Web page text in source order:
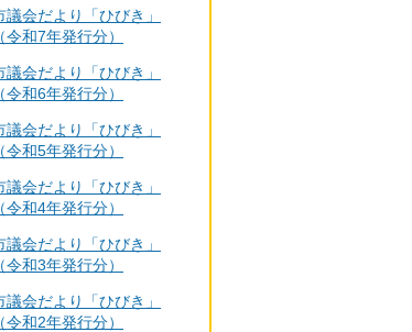
議会だより「ひびき」
（令和7年発行分）
議会だより「ひびき」
（令和6年発行分）
議会だより「ひびき」
（令和5年発行分）
議会だより「ひびき」
（令和4年発行分）
議会だより「ひびき」
（令和3年発行分）
議会だより「ひびき」
（令和2年発行分）